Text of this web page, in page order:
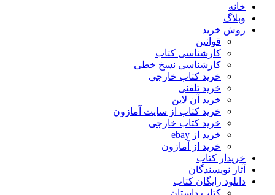
خانه
وبلاگ
روش خرید
قوانین
کارشناسی کتاب
کارشناسی نسخ خطی
خرید کتاب خارجی
خرید تلفنی
خرید آن لاین
خرید کتاب از سایت آمازون
خرید کتاب خارجی
خرید از ebay
خرید از آمازون
خریدار کتاب
آثار نویسندگان
دانلود رایگان کتاب
کتاب داستان